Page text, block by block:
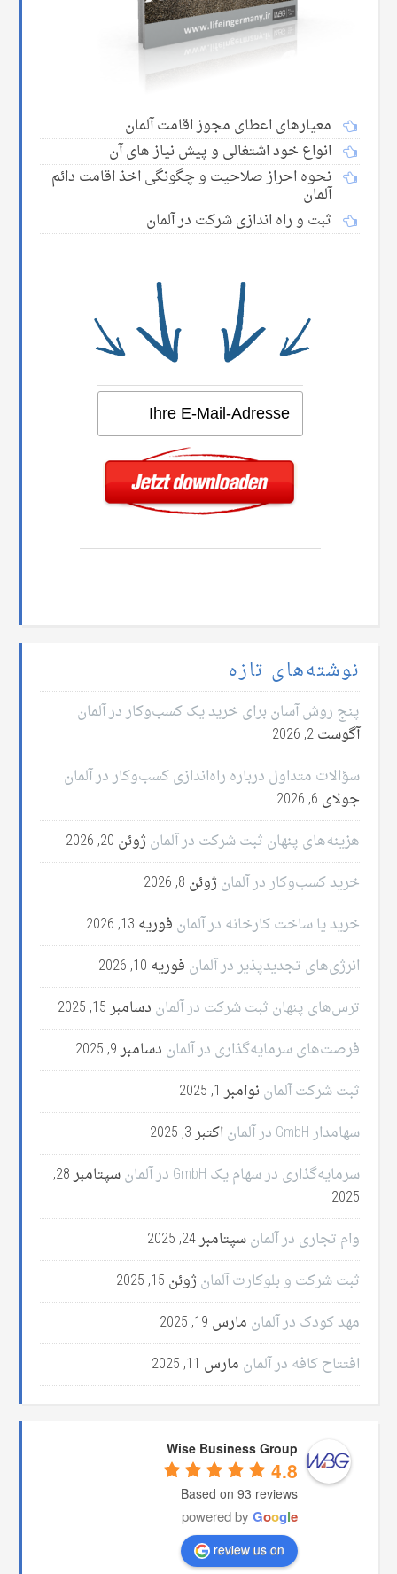
معیارهای اعطای مجوز اقامت آلمان
انواع خود اشتغالی و پیش نیاز های آن
نحوه احراز صلاحیت و چگونگی اخذ اقامت دائم
آلمان
ثبت و راه اندازی شرکت در آلمان
نوشته‌های تازه
پنج روش آسان برای خرید یک کسب‌وکار در آلمان
آگوست 2, 2026
سؤالات متداول درباره راه‌اندازی کسب‌وکار در آلمان
جولای 6, 2026
هزینه‌های پنهان ثبت شرکت در آلمان ژوئن 20, 2026
خرید کسب‌وکار در آلمان ژوئن 8, 2026
خرید یا ساخت کارخانه در آلمان فوریه 13, 2026
انرژی‌های تجدیدپذیر در آلمان فوریه 10, 2026
ترس‌های پنهان ثبت شرکت در آلمان دسامبر 15, 2025
فرصت‌های سرمایه‌گذاری در آلمان دسامبر 9, 2025
ثبت شرکت آلماننوامبر 1, 2025
سهامدار GmbH در آلمان
اکتبر 3, 2025
سرمایه‌گذاری در سهام یک GmbH در آلمان
سپتامبر 28,
2025
وام تجاری در آلمانسپتامبر 24, 2025
ثبت شرکت و بلوکارت آلمان ژوئن 15, 2025
مهد کودک در آلمان مارس 19, 2025
افتتاح کافه در آلمان مارس 11, 2025
Wise Business Group
4.8
Based on 93 reviews
powered by Google
review us on